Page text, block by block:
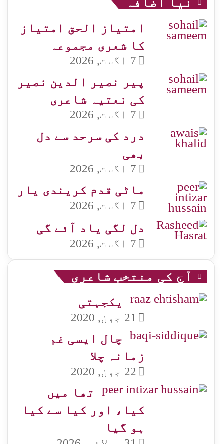
امتیاز الحق امتیاز
کا شعری مجموعہ
7 اگست, 2026
پیر نصیر الدین نصیر
کی نعتیہ شاعری
7 اگست, 2026
درد کی سرحد سے دل
بھی
7 اگست, 2026
ماٹی قدم کریندی یار
7 اگست, 2026
دل لگی یاد آئے گی
7 اگست, 2026
آج کی منتخب شاعری
یکجہتی
21 جون, 2020
چال ایسی غم
زمانہ چلا
22 جون, 2020
تھا میں
کیا، اور کیا سے کیا
ہو گیا